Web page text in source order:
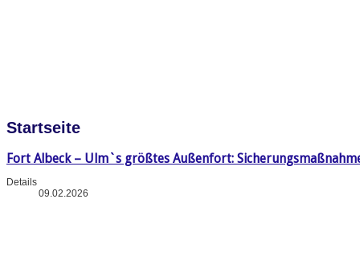
Startseite
Fort Albeck – Ulm`s größtes Außenfort:
Details
09.02.2026